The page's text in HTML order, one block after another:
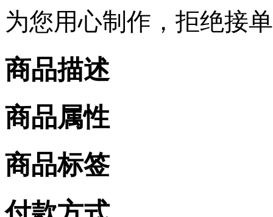
为您用心制作，拒绝接
商品描述
商品属性
商品标签